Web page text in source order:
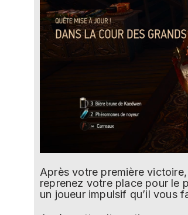
Après votre première
reprenez votre place pour le
un joueur impulsif qu’il vous